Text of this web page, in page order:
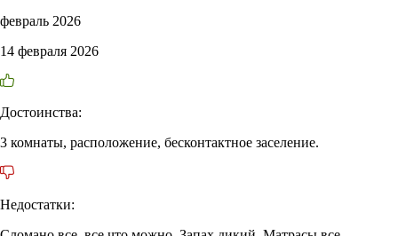
февраль 2026
14 февраля 2026
Достоинства:
3 комнаты, расположение, бесконтактное заселение.
Недостатки: